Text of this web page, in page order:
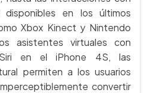
en los últimos
Xbox Kinect y Nintendo
asistentes virtuales con
en el iPhone 4S, las
permiten a los usuarios
convertir